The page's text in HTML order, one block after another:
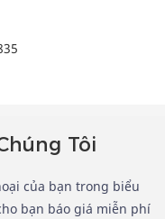
Tôi
của bạn trong biểu
bạn báo giá miễn phí